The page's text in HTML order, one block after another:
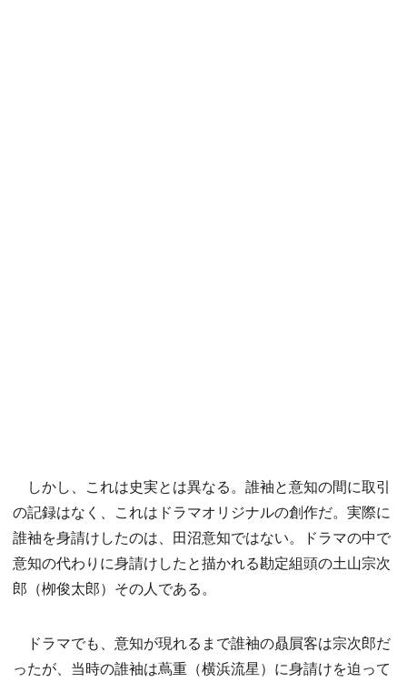
しかし、これは史実とは異なる。誰袖と意知の間に取引
の記録はなく、これはドラマオリジナルの創作だ。実際に
誰袖を身請けしたのは、田沼意知ではない。ドラマの中で
意知の代わりに身請けしたと描かれる勘定組頭の土山宗次
郎（栁俊太郎）その人である。
ドラマでも、意知が現れるまで誰袖の贔屓客は宗次郎だ
ったが、当時の誰袖は蔦重（横浜流星）に身請けを迫って